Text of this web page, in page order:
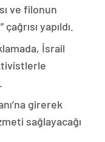
ve filonun
yapıldı.
İsrail
girerek
sağlayacağı